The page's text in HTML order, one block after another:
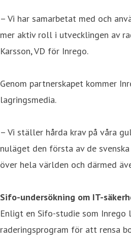
– Vi har samarbetat med och
mer aktiv roll i utvecklingen av
Karsson, VD för Inrego.
Genom partnerskapet kommer
lagringsmedia.
– Vi ställer hårda krav på våra
nuläget den första av de
över hela världen och därmed
Sifo-undersökning om IT-
Enligt en Sifo-studie som Inrego
raderingsprogram för att rensa